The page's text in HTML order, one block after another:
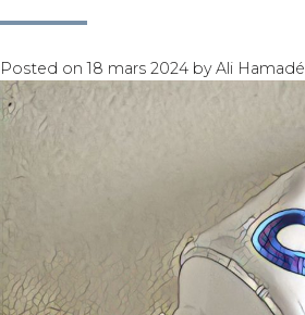
Posted on18 mars 2024 byAli Hamadé